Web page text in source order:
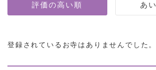
登録されているお寺はありませんでした。